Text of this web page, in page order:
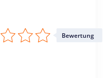
Bewertung